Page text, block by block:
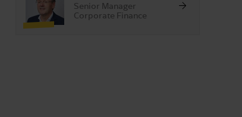
Senior Manager
Corporate Finance